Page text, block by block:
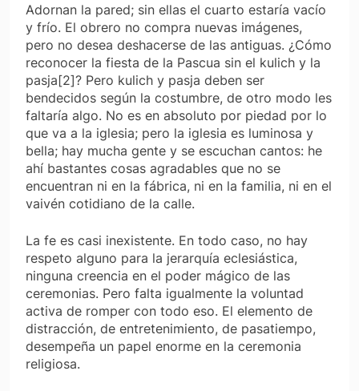
Adornan la pared; sin ellas el cuarto estaría vacío
y frío. El obrero no compra nuevas imágenes,
pero no desea deshacerse de las antiguas. ¿Cómo
reconocer la fiesta de la Pascua sin el kulich y la
pasja[2]? Pero kulich y pasja deben ser
bendecidos según la costumbre, de otro modo les
faltaría algo. No es en absoluto por piedad por lo
que va a la iglesia; pero la iglesia es luminosa y
bella; hay mucha gente y se escuchan cantos: he
ahí bastantes cosas agradables que no se
encuentran ni en la fábrica, ni en la familia, ni en el
vaivén cotidiano de la calle.
La fe es casi inexistente. En todo caso, no hay
respeto alguno para la jerarquía eclesiástica,
ninguna creencia en el poder mágico de las
ceremonias. Pero falta igualmente la voluntad
activa de romper con todo eso. El elemento de
distracción, de entretenimiento, de pasatiempo,
desempeña un papel enorme en la ceremonia
religiosa.